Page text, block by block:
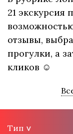
21 экскурсия
отзывы,
прогулки, а
кликов ☺
Тип